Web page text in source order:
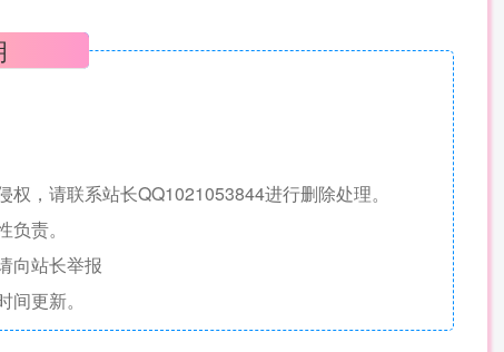
，请联系站长QQ1021053844进行删除处理。
责。
向站长举报
更新。